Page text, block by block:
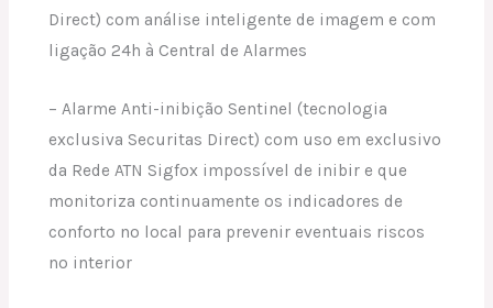
Direct) com análise inteligente de imagem e com
ligação 24h à Central de Alarmes
– Alarme Anti-inibição Sentinel (tecnologia
exclusiva Securitas Direct) com uso em exclusivo
da Rede ATN Sigfox impossível de inibir e que
monitoriza continuamente os indicadores de
conforto no local para prevenir eventuais riscos
no interior